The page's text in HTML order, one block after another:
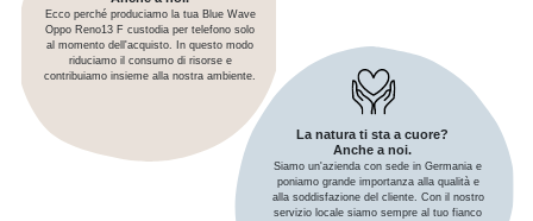
Ecco perché produciamo la tua Blue Wave
Oppo Reno13 F custodia per telefono solo
al momento dell'acquisto. In questo modo
riduciamo il consumo di risorse e
contribuiamo insieme alla nostra ambiente.
La natura ti sta a cuore?
Anche a noi.
Siamo un'azienda con sede in Germania e
poniamo grande importanza alla qualità e
alla soddisfazione del cliente. Con il nostro
servizio locale siamo sempre al tuo fianco